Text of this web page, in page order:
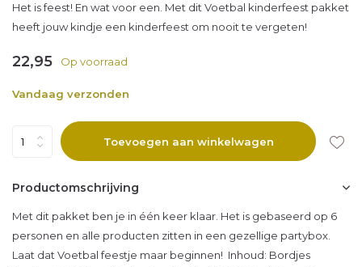
Het is feest! En wat voor een. Met dit Voetbal kinderfeest pakket
heeft jouw kindje een kinderfeest om nooit te vergeten!
22,95 Op voorraad
Vandaag verzonden
Toevoegen aan winkelwagen
Productomschrijving
Met dit pakket ben je in één keer klaar. Het is gebaseerd op 6
personen en alle producten zitten in een gezellige partybox.
Laat dat Voetbal feestje maar beginnen! Inhoud: Bordjes